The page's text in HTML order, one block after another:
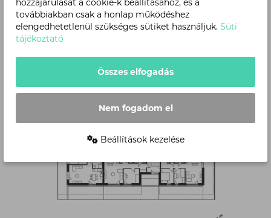
továbbiakban csak a honlap működéshez
elengedhetetlenül szükséges sütiket használjuk. Süti
tájékoztató
Összes elfogadás
Nem fogadom el
Beállítások kezelése